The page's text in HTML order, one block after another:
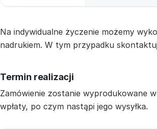
Na indywidualne życzenie możemy
nadrukiem. W tym przypadku
Termin realizacji
Zamówienie zostanie wyprodukowane
wpłaty, po czym nastąpi jego wysyłka.